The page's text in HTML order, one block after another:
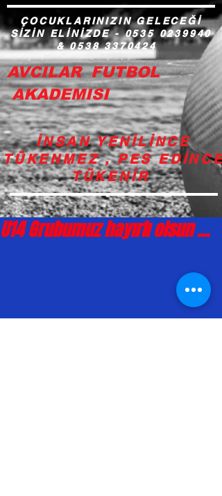
ÇOCUKLARINIZIN GELECEĞİ
SİZİN ELİNİZDE -0535 0239940
&0538 3370424
AVCILAR FUTBOL
AKADEMISI
İNSAN YENİLİNCE
TÜKENMEZ , PES EDİNCE
TÜKENİR
U14 Grubumuz hayırlı olsun ...